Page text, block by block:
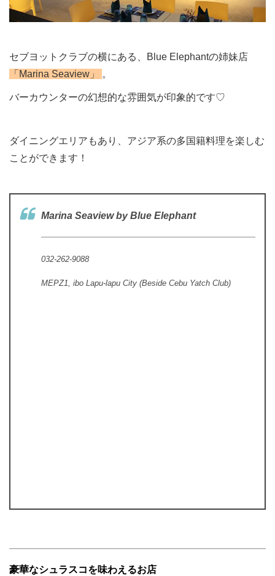
セブヨットクラブの横にある、Blue Elephantの姉妹店
「Marina Seaview」
。
バーカウンターの幻想的な雰囲気が印象的です♡
ダイニングエリアもあり、アジア系の多国籍料理を楽しむ
ことができます！
Marina Seaview by Blue Elephant
032-262-9088
MEPZ1, ibo Lapu-lapu City (Beside Cebu Yatch Club)
豪華なシュラスコを味わえるお店